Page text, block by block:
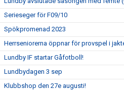
Serieseger för F09/10
Spökpromenad 2023
Herrseniorerna öppnar för provspel i
Lundby IF startar Gåfotboll!
Lundbydagen 3 sep
Klubbshop den 27e augusti!